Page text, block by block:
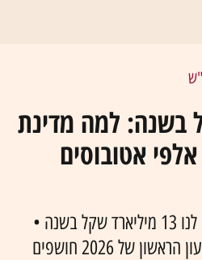
בשנה: למה מדינת
אטובוסים
האוטובוסים הריקים עולים לנו 13 מיליארד שקל בשנה •
נתוני משרד התחבורה לרבעון הראשון של 2026 חושפים